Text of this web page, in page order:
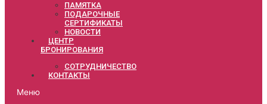
ПАМЯТКА
ПОДАРОЧНЫЕ
СЕРТИФИКАТЫ
НОВОСТИ
ЦЕНТР
БРОНИРОВАНИЯ
СОТРУДНИЧЕСТВО
КОНТАКТЫ
Меню